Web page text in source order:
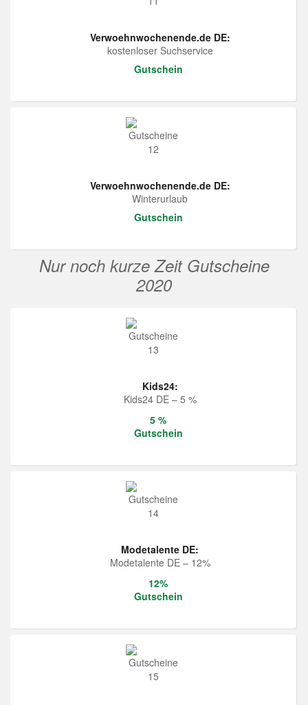
Verwoehnwochenende.de DE:
kostenloser Suchservice
Gutschein
Verwoehnwochenende.de DE:
Winterurlaub
Gutschein
Nur noch kurze Zeit Gutscheine
2020
Kids24:
Kids24 DE – 5 %
5 %
Gutschein
Modetalente DE:
Modetalente DE – 12%
12%
Gutschein